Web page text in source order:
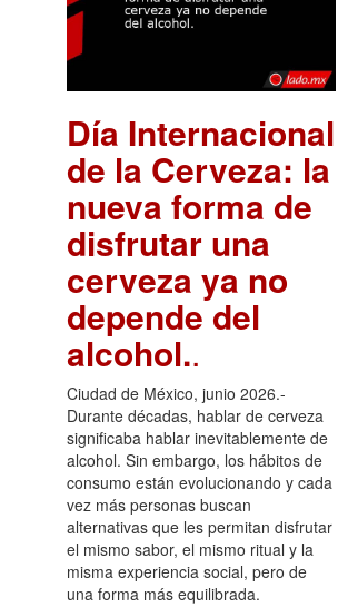
Día Internacional
de la Cerveza: la
nueva forma de
disfrutar una
cerveza ya no
depende del
alcohol..
Ciudad de México, junio 2026.-
Durante décadas, hablar de cerveza
significaba hablar inevitablemente de
alcohol. Sin embargo, los hábitos de
consumo están evolucionando y cada
vez más personas buscan
alternativas que les permitan disfrutar
el mismo sabor, el mismo ritual y la
misma experiencia social, pero de
una forma más equilibrada.